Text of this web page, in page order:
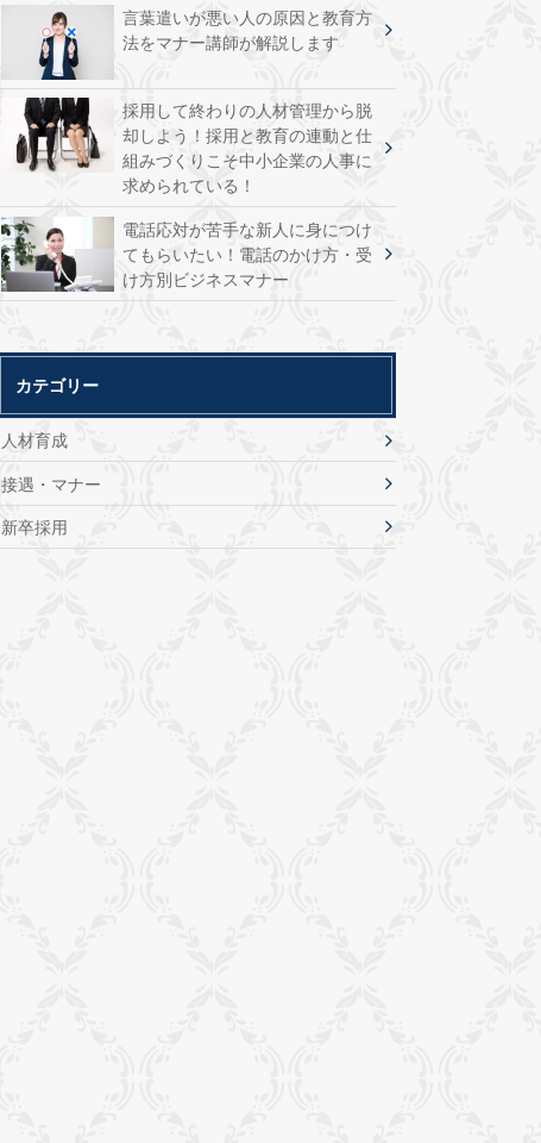
言葉遣いが悪い人の原因と教育方
法をマナー講師が解説します
採用して終わりの人材管理から脱
却しよう！採用と教育の連動と仕
組みづくりこそ中小企業の人事に
求められている！
電話応対が苦手な新人に身につけ
てもらいたい！電話のかけ方・受
け方別ビジネスマナー
カテゴリー
人材育成
接遇・マナー
新卒採用